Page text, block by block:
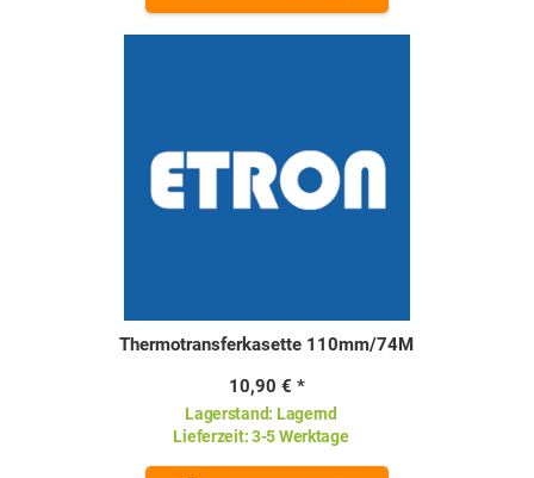
Thermotransferkasette 110mm/74M
10,90 €
Lagerstand: Lagernd
Lieferzeit:3-5 Werktage